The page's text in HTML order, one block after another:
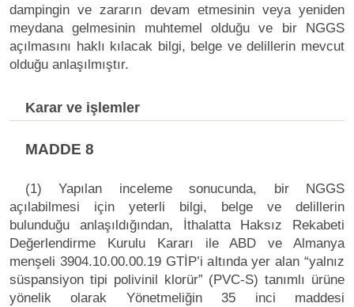
dampingin ve zararın devam etmesinin veya yeniden
meydana gelmesinin muhtemel olduğu ve bir NGGS
açılmasını haklı kılacak bilgi, belge ve delillerin mevcut
olduğu anlaşılmıştır.
Karar ve işlemler
MADDE 8
(1) Yapılan inceleme sonucunda, bir NGGS
açılabilmesi için yeterli bilgi, belge ve delillerin
bulunduğu anlaşıldığından, İthalatta Haksız Rekabeti
Değerlendirme Kurulu Kararı ile ABD ve Almanya
menşeli 3904.10.00.00.19 GTİP’i altında yer alan “yalnız
süspansiyon tipi polivinil klorür” (PVC-S) tanımlı ürüne
yönelik olarak Yönetmeliğin 35 inci maddesi